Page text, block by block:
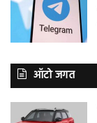
ऑटो जगत